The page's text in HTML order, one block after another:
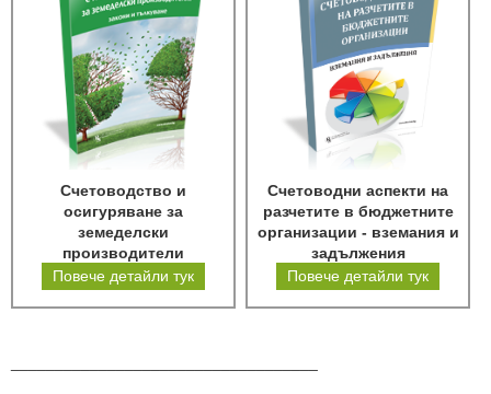
Счетоводство и
осигуряване за
земеделски
производители
Повече детайли тук
Счетоводни аспекти на
разчетите в бюджетните
организации - вземания и
задължения
Повече детайли тук